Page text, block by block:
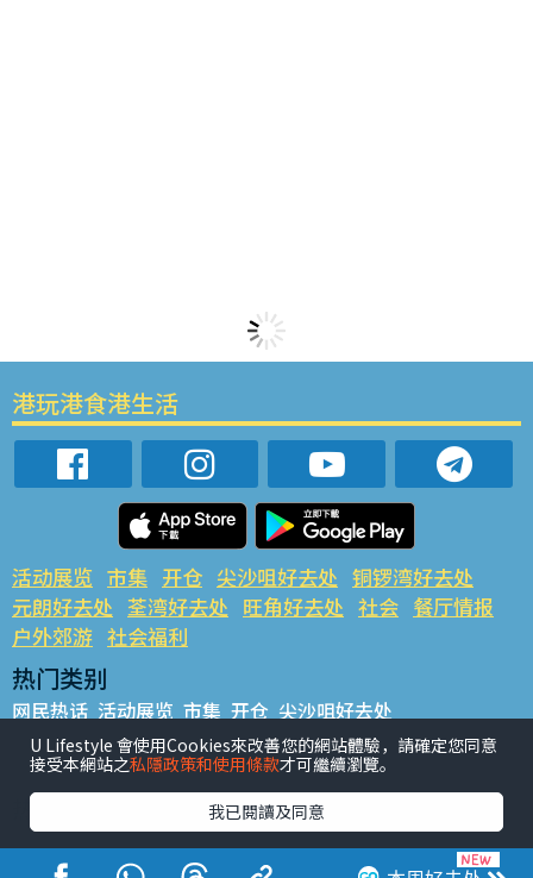
港玩港食港生活
活动展览 市集 开仓 尖沙咀好去处 铜锣湾好去处
元朗好去处 荃湾好去处 旺角好去处 社会 餐厅情报
户外郊游 社会福利
热门类别
网民热话 活动展览 市集 开仓 尖沙咀好去处
铜锣湾好去处 元朗好去处 荃湾好去处 旺角好去处 社会
餐厅情报 户外郊游
热门标签
#UGO揾好去处 #人气活动推介 #美食社群热话
#亲子玩乐好去处
#ULifestyle应用程式 #限时抢
U Lifestyle 會使用Cookies來改善您的網站體驗，請確定您同意
接受本網站之私隱政策和使用條款才可繼續瀏覽。
我已閱讀及同意